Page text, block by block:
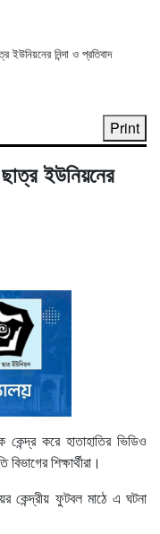
ইউনিয়নের নিন্দা ও প্রতিবাদ
Print
ইউনিয়নের
করে হাতাহাতির ভিডিও
শিক্ষার্থীরা।
কেন্দ্রীয় ফুটবল মাঠে এ ঘটনা